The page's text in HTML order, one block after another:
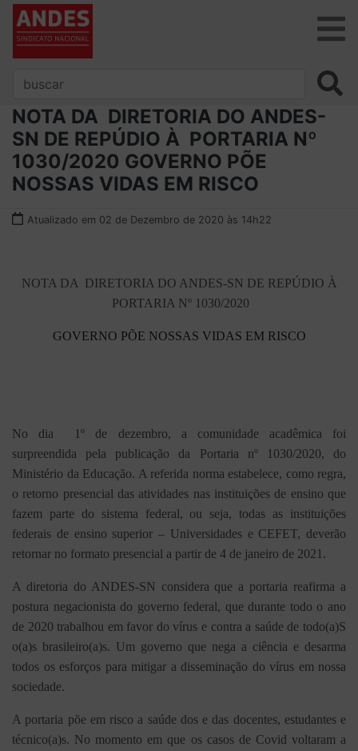
NOTA DA DIRETORIA DO ANDES-
SN DE REPÚDIO À PORTARIA Nº
1030/2020 GOVERNO PÕE
NOSSAS VIDAS EM RISCO
Atualizado em 02 de Dezembro de 2020 às 14h22
NOTA DA DIRETORIA DO ANDES-SN DE REPÚDIO À
PORTARIA Nº 1030/2020
GOVERNO PÕE NOSSAS VIDAS EM RISCO
No dia 1º de dezembro, a comunidade acadêmica foi
surpreendida pela publicação da Portaria nº 1030/2020, do
Ministério da Educação. A referida norma estabelece, como regra,
o retorno presencial das atividades nas instituições de ensino que
fazem parte do sistema federal, ou seja, todas as instituições
federais de ensino superior – Universidades e CEFET, deverão
retornar no formato presencial a partir de 4 de janeiro de 2021.
A diretoria do ANDES-SN considera que a portaria reafirma a
postura negacionista do governo federal, que durante todo o ano
de 2020 trabalhou em favor do vírus e contra a saúde de todo(a)S
o(a)s brasileiro(a)s. Um governo que nega a ciência e desarma
todos os esforços para mitigar a disseminação do vírus em nossa
sociedade.
A portaria põe em risco a saúde dos e das docentes, estudantes e
técnico(a)s. No momento em que os casos de Covid voltaram a